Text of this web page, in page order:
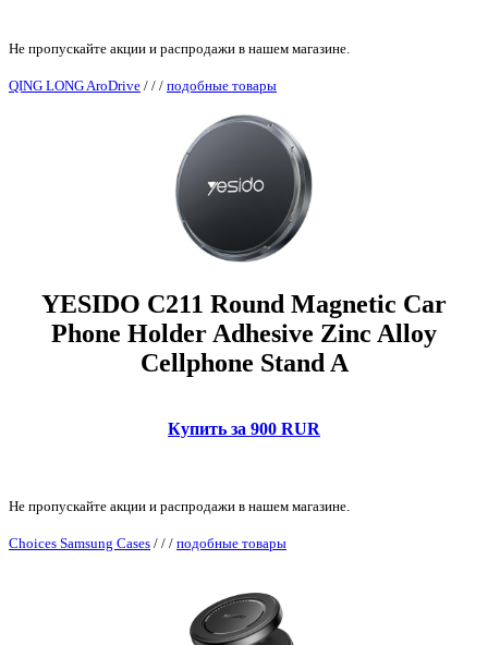
Не пропускайте акции и распродажи в нашем магазине.
QING LONG AroDrive / / / подобные товары
YESIDO C211 Round Magnetic Car
Phone Holder Adhesive Zinc Alloy
Cellphone Stand A
Купить за 900 RUR
Не пропускайте акции и распродажи в нашем магазине.
Choices Samsung Cases / / / подобные товары